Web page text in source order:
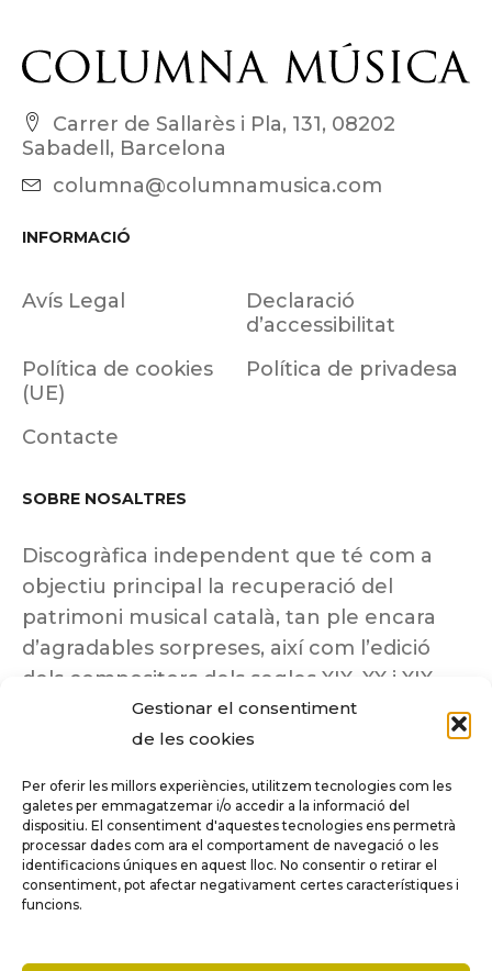
Gestionar el consentiment
de les cookies
Per oferir les millors experiències, utilitzem tecnologies com les
galetes per emmagatzemar i/o accedir a la informació del
dispositiu. El consentiment d'aquestes tecnologies ens permetrà
processar dades com ara el comportament de navegació o les
identificacions úniques en aquest lloc. No consentir o retirar el
consentiment, pot afectar negativament certes característiques i
funcions.
Carrer de Sallarès i Pla, 131, 08202
Sabadell, Barcelona
columna@columnamusica.com
INFORMACIÓ
Avís Legal
Declaració
d’accessibilitat
Política de cookies
(UE)
Política de privadesa
Contacte
SOBRE NOSALTRES
Discogràfica independent que té com a
objectiu principal la recuperació del
patrimoni musical català, tan ple encara
d’agradables sorpreses, així com l’edició
dels compositors dels segles XIX, XX i XIX
insuficientment coneguts.
Tots els drets reservats a ©Columna
Música.